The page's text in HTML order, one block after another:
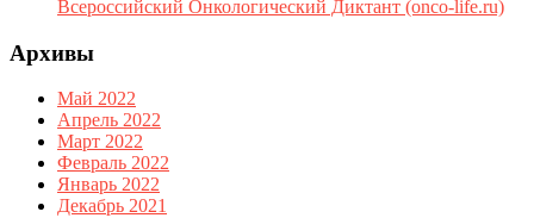
Всероссийский Онкологический Диктант (onco-life.ru)
Архивы
Май 2022
Апрель 2022
Март 2022
Февраль 2022
Январь 2022
Декабрь 2021